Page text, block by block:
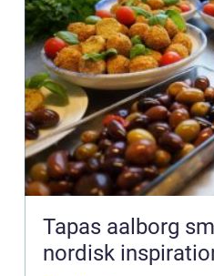
Tapas aalborg smag, hygge og
nordisk